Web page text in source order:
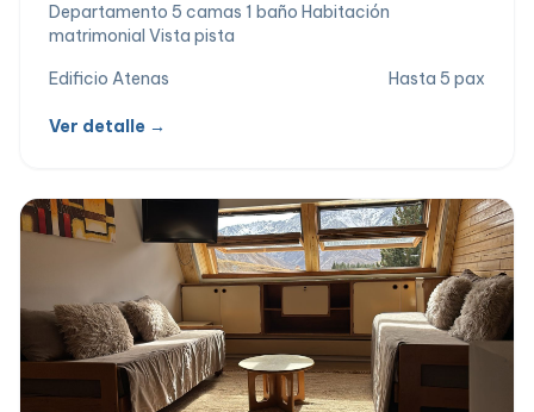
Departamento 5 camas 1 baño Habitación
matrimonial Vista pista
Edificio Atenas
Hasta 5 pax
Ver detalle →